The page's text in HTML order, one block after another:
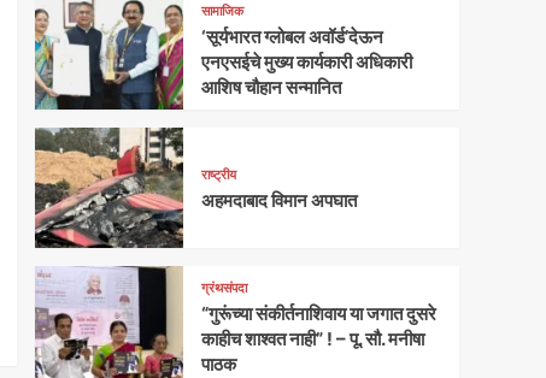
सामाजिक
‘सूर्यभारत ग्लोबल अवॉर्ड’देऊन
एनएसईचे मुख्य कार्यकारी अधिकारी
आशिष चौहान सन्मानित
राष्ट्रीय
अहमदाबाद विमान अपघात
ग्रंथसंपदा
“गुरूंच्या संकीर्तनाशिवाय या जगात दुसरे
काहीच शाश्वत नाही” ! – पू. सौ. मनीषा
पाठक